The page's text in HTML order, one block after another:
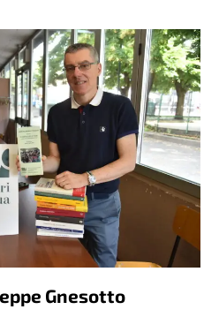
Gnesotto